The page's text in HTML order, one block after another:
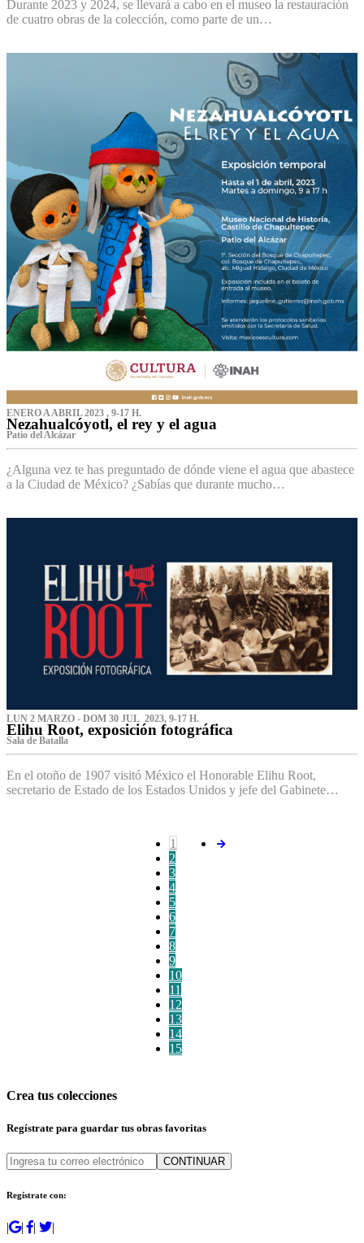
Durante 2023 y 2024, se llevará a cabo en el museo la restauración
de cuatro obras de la colección, como parte de un…
ENERO A ABRIL 2023 , 9-17 H.
Nezahualcóyotl, el rey y el agua
Patio del Alcázar
¿Alguna vez te has preguntado de dónde viene el agua que abastece
a la Ciudad de México? ¿Sabías que durante mucho…
LUN 2 MARZO - DOM 30 JUL 2023, 9-17 H.
Elihu Root, exposición fotográfica
Sala de Batalla
En el otoño de 1907 visitó México el Honorable Elihu Root,
secretario de Estado de los Estados Unidos y jefe del Gabinete…
1
2
3
4
5
6
7
8
9
10
11
12
13
14
15
Crea tus colecciones
Regístrate para guardar tus obras favoritas
CONTINUAR
Regístrate con:
| | | |